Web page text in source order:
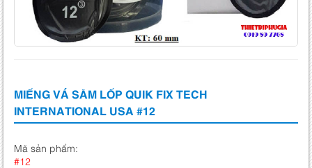
MIẾNG VÁ SĂM LỐP QUIK FIX TECH
INTERNATIONAL USA #12
Mã sản phẩm:
#12